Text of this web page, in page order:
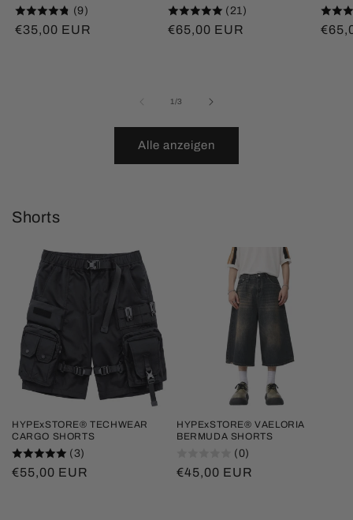
(9)
Normaler
€35,00 EUR
(21)
Normaler
€65,00 EUR
1 /von
3
Alle anzeigen
Shorts
HYPExSTORE® TECHWEAR
CARGO SHORTS
(3)
Normaler
€55,00 EUR
HYPExSTORE® VAELORIA
BERMUDA SHORTS
(0)
Normaler
€45,00 EUR